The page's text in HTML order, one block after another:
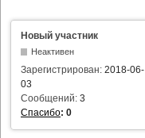
Новый участник
Неактивен
Зарегистрирован: 2018-06-
03
Сообщений: 3
Спасибо: 0